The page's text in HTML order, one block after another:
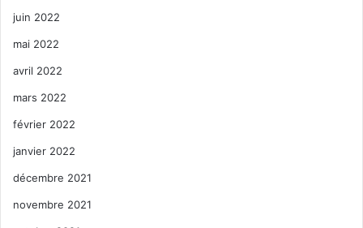
juin 2022
mai 2022
avril 2022
mars 2022
février 2022
janvier 2022
décembre 2021
novembre 2021